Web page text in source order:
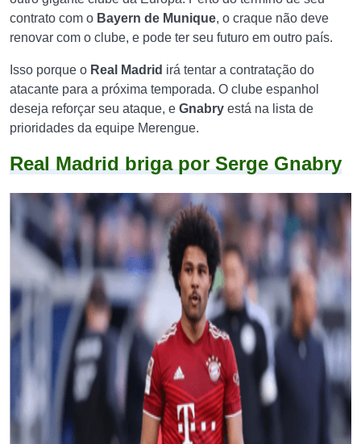
contrato com o Bayern de Munique, o craque não deve
renovar com o clube, e pode ter seu futuro em outro país.
Isso porque o Real Madrid irá tentar a contratação do
atacante para a próxima temporada. O clube espanhol
deseja reforçar seu ataque, e Gnabry está na lista de
prioridades da equipe Merengue.
Real Madrid briga por Serge Gnabry